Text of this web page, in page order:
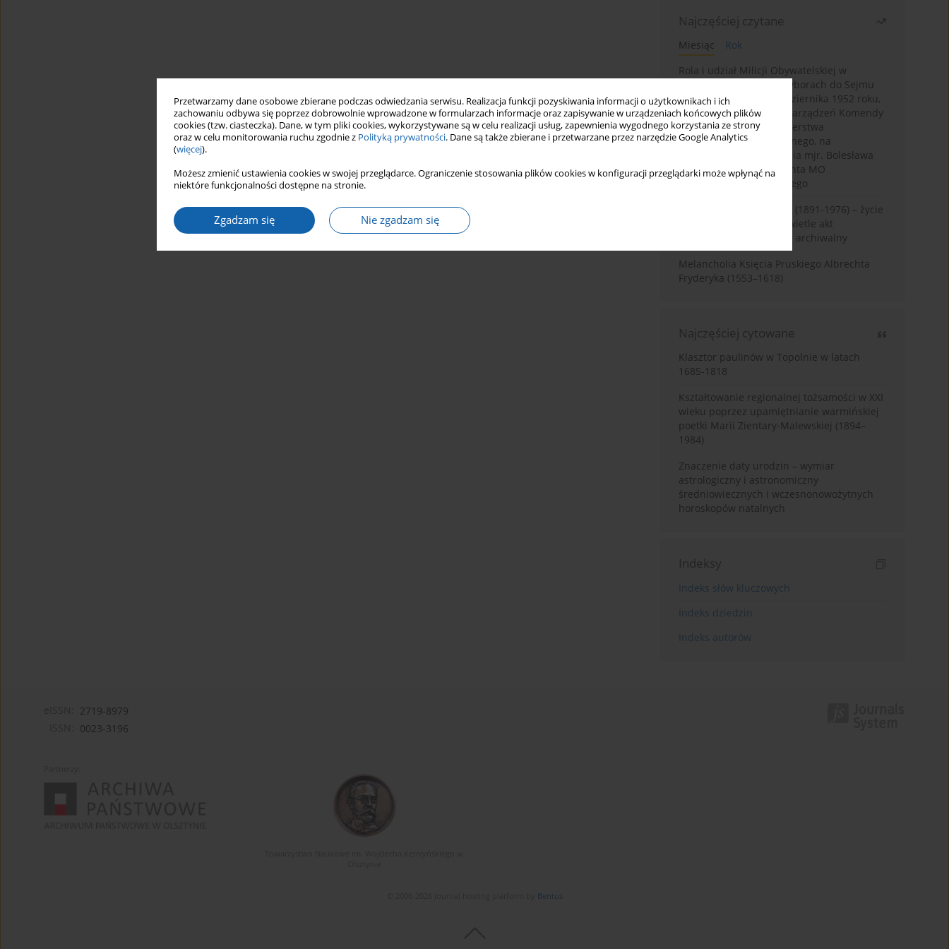
Przetwarzamy dane osobowe zbierane podczas odwiedzania serwisu. Realizacja funkcji pozyskiwania informacji o użytkownikach i ich
zachowaniu odbywa się poprzez dobrowolnie wprowadzone w formularzach informacje oraz zapisywanie w urządzeniach końcowych plików
cookies (tzw. ciasteczka). Dane, w tym pliki cookies, wykorzystywane są w celu realizacji usług, zapewnienia wygodnego korzystania ze strony
oraz w celu monitorowania ruchu zgodnie z Polityką prywatności. Dane są także zbierane i przetwarzane przez narzędzie Google Analytics
(więcej).
Możesz zmienić ustawienia cookies w swojej przeglądarce. Ograniczenie stosowania plików cookies w konfiguracji przeglądarki może wpłynąć na
niektóre funkcjonalności dostępne na stronie.
Zgadzam się Nie zgadzam się
Najczęściej czytane
Miesiąc
Rok
Rola i udział Milicji Obywatelskiej w
kampanii wyborczej i wyborach do Sejmu
PRL I kadencji z 26 października 1952 roku,
w świetle wytycznych i zarządzeń Komendy
Głównej MO oraz Ministerstwa
Bezpieczeństwa Publicznego, na
przykładzie sprawozdania mjr. Bolesława
Wyszyńskiego komendanta MO
województwa olsztyńskiego
Zygmunt Tadeusz Robel (1891-1976) – życie
i kariera zawodowa w świetle akt
osobowych. Rekonesans archiwalny
Melancholia Księcia Pruskiego Albrechta
Fryderyka (1553–1618)
Najczęściej cytowane
Klasztor paulinów w Topolnie w latach
1685-1818
Kształtowanie regionalnej tożsamości w XXI
wieku poprzez upamiętnianie warmińskiej
poetki Marii Zientary-Malewskiej (1894–
1984)
Znaczenie daty urodzin – wymiar
astrologiczny i astronomiczny
średniowiecznych i wczesnonowożytnych
horoskopów natalnych
Indeksy
Indeks słów kluczowych
Indeks dziedzin
Indeks autorów
2719-8979
0023-3196
Bentus